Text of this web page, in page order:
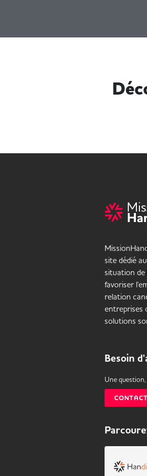
site dédié
situation de
favoriser
relation
entreprises
solutions
Besoin
Une question,